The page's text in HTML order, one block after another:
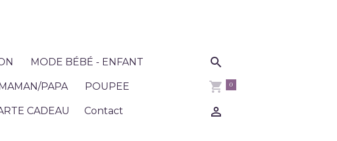
MODE BÉBÉ - ENFANT
MAMAN/PAPA POUPEE
CADEAU Contact
0